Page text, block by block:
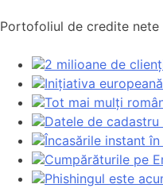
Portofoliul de credite nete
2 milioane de
Inițiativa
Tot mai mulți
Datele de
Încasările instant
Cumpărăturile pe
Phishingul este